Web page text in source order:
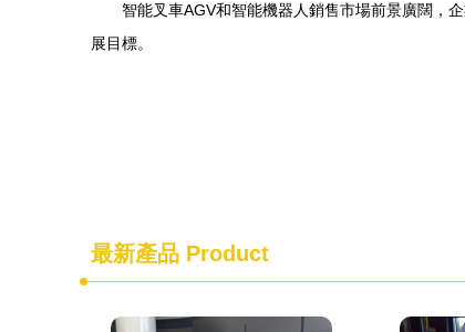
智能叉車AGV和智能機器人銷售市場前景廣闊，
展目標。
最新產品 Product